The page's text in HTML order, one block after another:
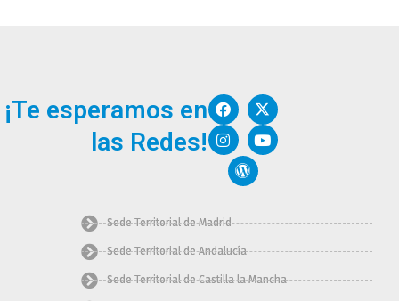
¡Te esperamos en
las Redes!
F
a
c
e
b
o
X
-
t
w
i
r
I
n
s
t
a
g
m
Y
o
u
t
u
W
o
d
p
r
e
s
Sede Territorial de Madrid
Sede Territorial de Andalucía
Sede Territorial de Castilla la Mancha